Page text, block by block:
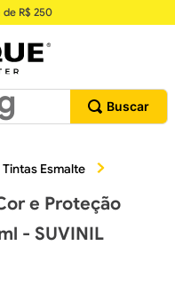
R$ 250
Tintas Esmalte
e Proteção
- SUVINIL